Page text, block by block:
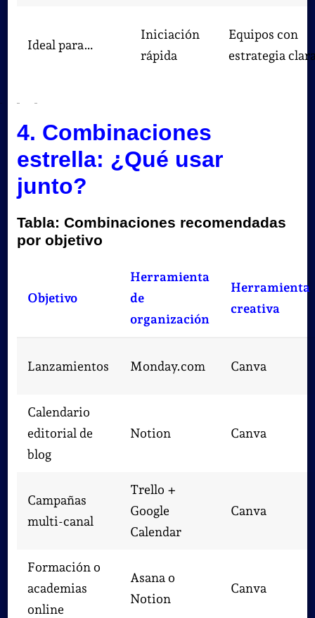
Ideal para…
Iniciación
rápida
Equipos con
estrategia
4. Combinaciones
estrella: ¿Qué usar
junto?
Tabla: Combinaciones recomendadas
por objetivo
Objetivo
Herramienta
de
organización
Herramienta
creativa
Lanzamientos Monday.com Canva
Calendario
editorial de
blog
Notion Canva
Campañas
multi-canal
Trello +
Google
Calendar
Canva
Formación o
academias
online
Asana o
Notion
Canva